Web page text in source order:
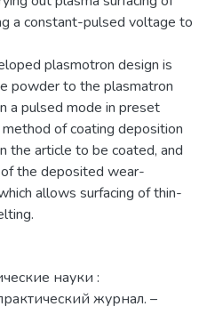
a constant-pulsed voltage to
plasmotron design is
powder to the plasmatron
a pulsed mode in preset
of coating deposition
the article to be coated, and
the deposited wear-
allows surfacing of thin-
науки :
журнал. –